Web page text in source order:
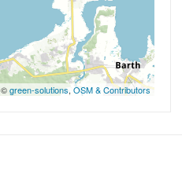
©green-solutions, OSM & Contributors